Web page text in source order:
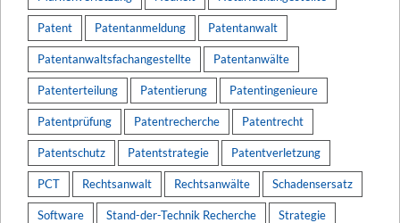
Patent Patentanmeldung Patentanwalt
Patentanwaltsfachangestellte Patentanwälte
Patenterteilung Patentierung Patentingenieure
Patentprüfung Patentrecherche Patentrecht
Patentschutz Patentstrategie Patentverletzung
PCT Rechtsanwalt Rechtsanwälte Schadensersatz
Software Stand-der-Technik Recherche Strategie